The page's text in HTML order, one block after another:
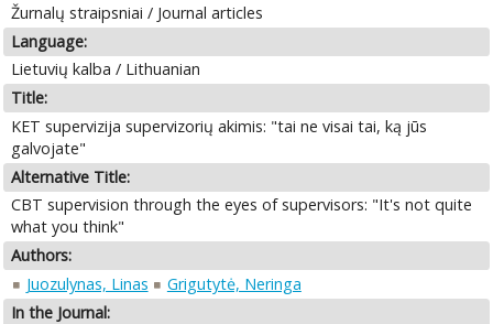
Žurnalų straipsniai / Journal articles
Language:
Lietuvių kalba / Lithuanian
Title:
KET supervizija supervizorių akimis: "tai ne visai tai, ką jūs
galvojate"
Alternative Title:
CBT supervision through the eyes of supervisors: "It's not quite
what you think"
Authors:
Juozulynas, Linas
Grigutytė, Neringa
In the Journal: